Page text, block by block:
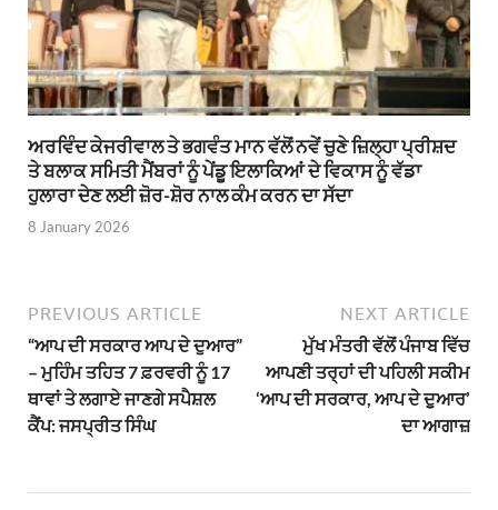
ਅਰਵਿੰਦ ਕੇਜਰੀਵਾਲ ਤੇ ਭਗਵੰਤ ਮਾਨ ਵੱਲੋਂ ਨਵੇਂ ਚੁਣੇ ਜ਼ਿਲ੍ਹਾ ਪ੍ਰੀਸ਼ਦ
ਤੇ ਬਲਾਕ ਸਮਿਤੀ ਮੈਂਬਰਾਂ ਨੂੰ ਪੇਂਡੂ ਇਲਾਕਿਆਂ ਦੇ ਵਿਕਾਸ ਨੂੰ ਵੱਡਾ
ਹੁਲਾਰਾ ਦੇਣ ਲਈ ਜ਼ੋਰ-ਸ਼ੋਰ ਨਾਲ ਕੰਮ ਕਰਨ ਦਾ ਸੱਦਾ
8 January 2026
PREVIOUS ARTICLE
“ਆਪ ਦੀ ਸਰਕਾਰ ਆਪ ਦੇ ਦੁਆਰ”
– ਮੁਹਿੰਮ ਤਹਿਤ 7 ਫ਼ਰਵਰੀ ਨੂੰ 17
ਥਾਵਾਂ ਤੇ ਲਗਾਏ ਜਾਣਗੇ ਸਪੈਸ਼ਲ
ਕੈਂਪ: ਜਸਪ੍ਰੀਤ ਸਿੰਘ
NEXT ARTICLE
ਮੁੱਖ ਮੰਤਰੀ ਵੱਲੋਂ ਪੰਜਾਬ ਵਿੱਚ
ਆਪਣੀ ਤਰ੍ਹਾਂ ਦੀ ਪਹਿਲੀ ਸਕੀਮ
‘ਆਪ ਦੀ ਸਰਕਾਰ, ਆਪ ਦੇ ਦੁੁਆਰ’
ਦਾ ਆਗਾਜ਼